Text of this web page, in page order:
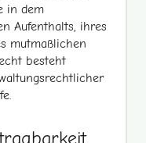
in dem
Aufenthalts, ihres
mutmaßlichen
besteht